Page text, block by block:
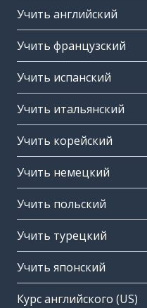
Учить английский
Учить французский
Учить испанский
Учить итальянский
Учить корейский
Учить немецкий
Учить польский
Учить турецкий
Учить японский
Курс английского (US)